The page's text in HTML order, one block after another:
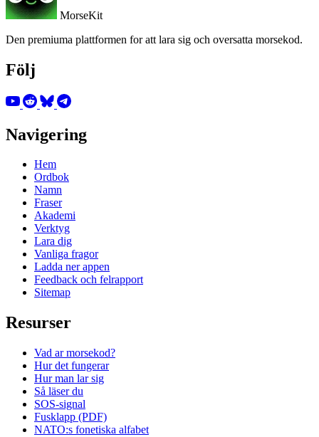
MorseKit
Den premiuma plattformen for att lara sig och oversatta morsekod.
Följ
Navigering
Hem
Ordbok
Namn
Fraser
Akademi
Verktyg
Lara dig
Vanliga fragor
Ladda ner appen
Feedback och felrapport
Sitemap
Resurser
Vad ar morsekod?
Hur det fungerar
Hur man lar sig
Så läser du
SOS-signal
Fusklapp (PDF)
NATO:s fonetiska alfabet